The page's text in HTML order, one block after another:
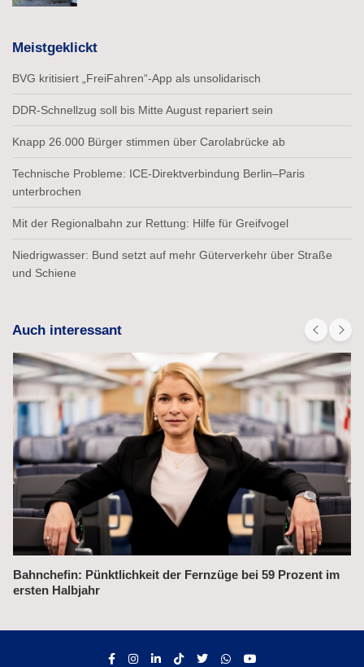
Meistgeklickt
BVG kritisiert „FreiFahren“-App als unsolidarisch
DDR-Schnellzug soll bis Mitte August repariert sein
Knapp 26.000 Bürger stimmen über Carolabrücke ab
Technische Probleme: ICE-Direktverbindung Berlin–Paris
unterbrochen
Mit der Regionalbahn zur Rettung: Hilfe für Greifvogel
Niedrigwasser: Bund setzt auf mehr Güterverkehr über Straße
und Schiene
Auch interessant
Pünktlichkeit der Fernzüge bei 59 Prozent im
Halbjahr